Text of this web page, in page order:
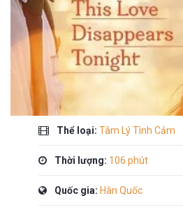
Thể loại: Tâm Lý Tình Cảm
Thời lượng: 106 phút
Quốc gia: Hàn Quốc